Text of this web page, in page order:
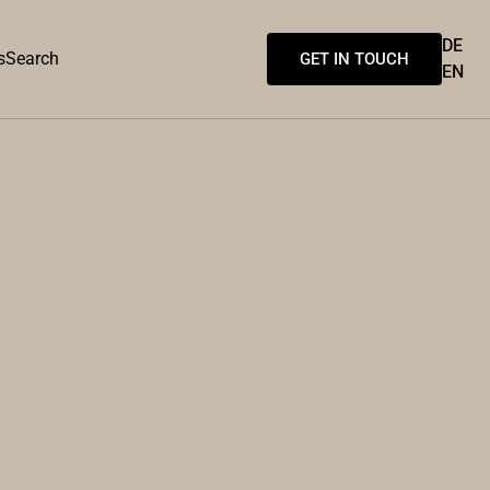
Search GET IN TOUCH
DE
EN